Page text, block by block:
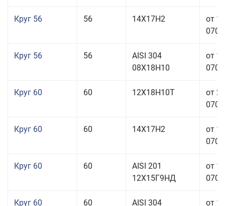
Круг 56 56 14Х17Н2
от
Круг 56 56
AISI 304
08Х18Н10
от
Круг 60 60 12Х18Н10Т
от
Круг 60 60 14Х17Н2
от
Круг 60 60
AISI 201
12Х15Г9НД
от
Круг 60 60
AISI 304
от